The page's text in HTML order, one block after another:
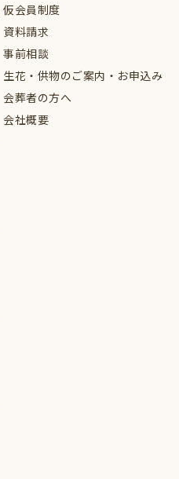
仮会員制度
資料請求
事前相談
生花・供物のご案内・お申込み
会葬者の方へ
会社概要